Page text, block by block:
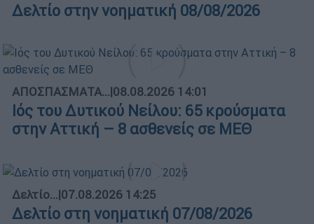
Δελτίο στην νοηματική 08/08/2026
ΑΠΟΣΠΑΣΜΑΤΑ...|08.08.2026 14:01
Ιός του Δυτικού Νείλου: 65 κρούσματα
στην Αττική – 8 ασθενείς σε ΜΕΘ
Δελτίο...|07.08.2026 14:25
Δελτίο στη νοηματική 07/08/2026